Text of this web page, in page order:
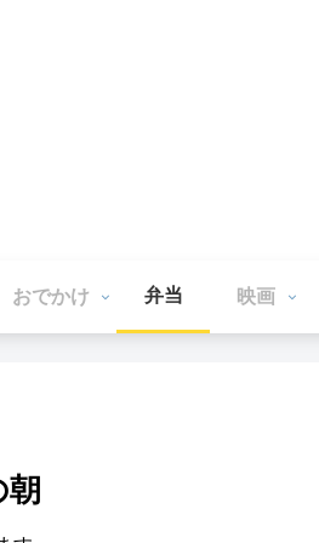
おでかけ 弁当 映画